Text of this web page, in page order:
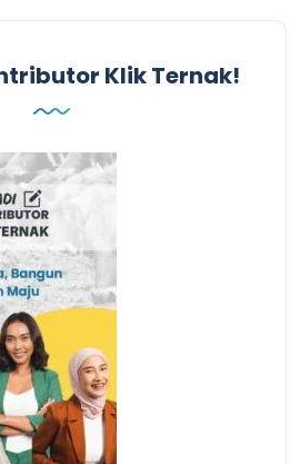
Klik Ternak!